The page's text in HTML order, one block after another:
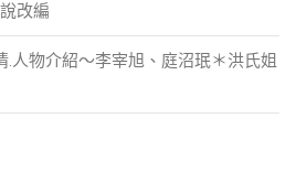
改編
.人物介紹～李宰旭、庭沼珉＊洪氏姐